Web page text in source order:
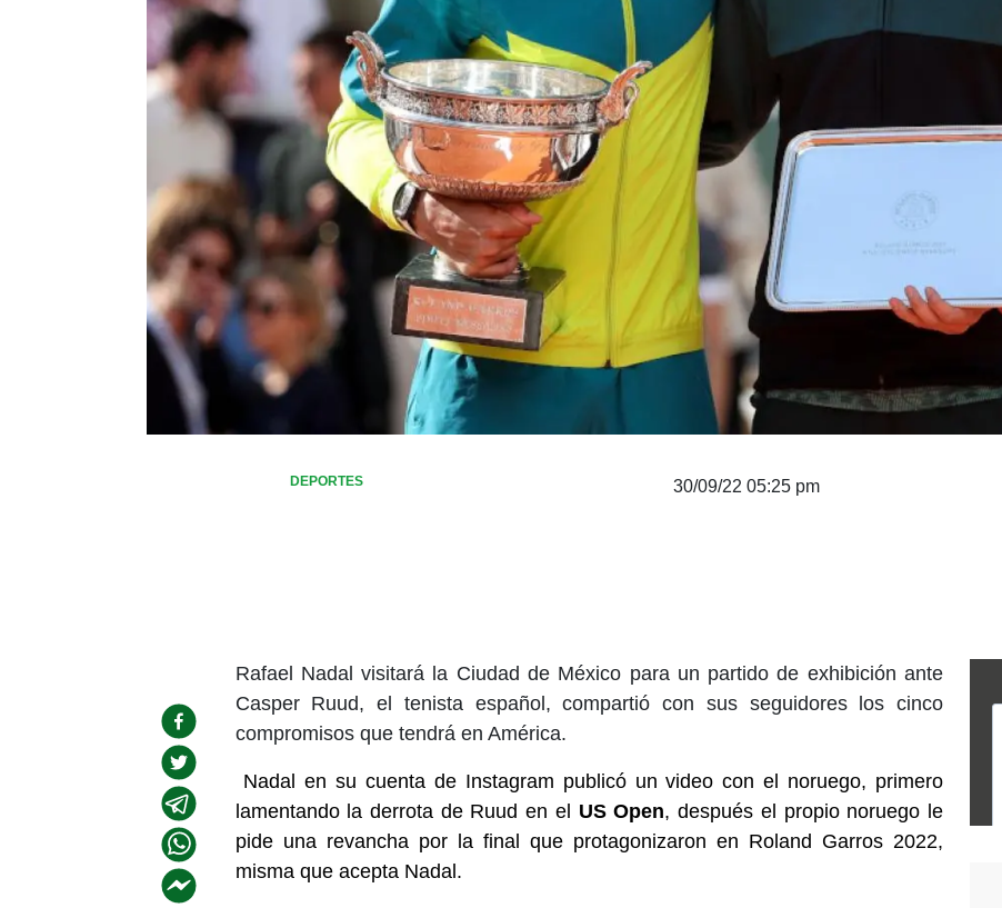
DEPORTES 30/09/22 05:25 pm
Rafael Nadal visitará la Ciudad de México para un partido de exhibición ante
Casper Ruud, el tenista español, compartió con sus seguidores los cinco
compromisos que tendrá en América.
Nadal en su cuenta de Instagram publicó un video con el noruego, primero
lamentando la derrota de Ruud en el US Open, después el propio noruego le
pide una revancha por la final que protagonizaron en Roland Garros 2022,
misma que acepta Nadal.